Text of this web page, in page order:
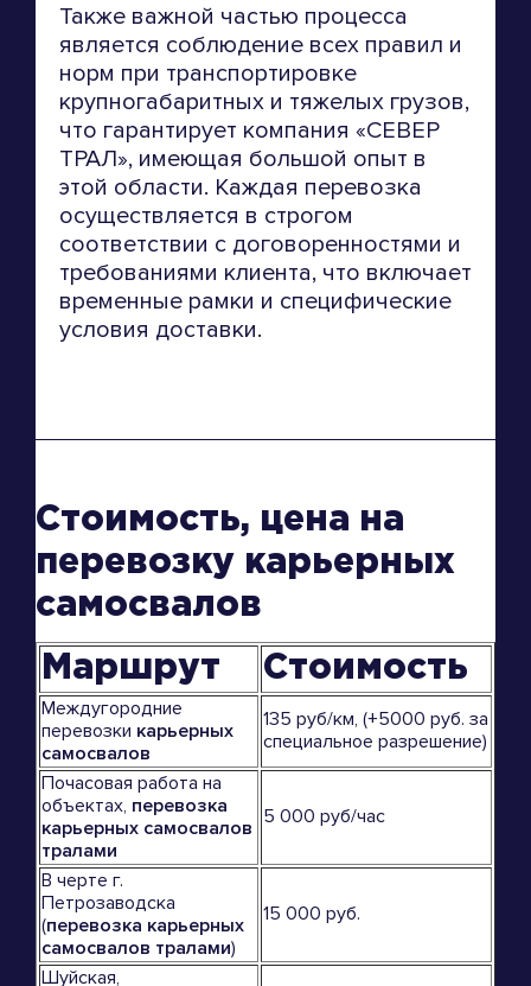
Также важной частью процесса
является соблюдение всех правил и
норм при транспортировке
крупногабаритных и тяжелых грузов,
что гарантирует компания «СЕВЕР
ТРАЛ», имеющая большой опыт в
этой области. Каждая перевозка
осуществляется в строгом
соответствии с договоренностями и
требованиями клиента, что включает
временные рамки и специфические
условия доставки.
Стоимость, цена на
перевозку карьерных
самосвалов
Маршрут
Стоимость
Междугородние
перевозки карьерных
самосвалов
135 руб/км, (+5000 руб. за
специальное разрешение)
Почасовая работа на
объектах, перевозка
карьерных самосвалов
тралами
5 000 руб/час
В черте г.
Петрозаводска
(перевозка карьерных
самосвалов тралами)
15 000 руб.
Шуйская,